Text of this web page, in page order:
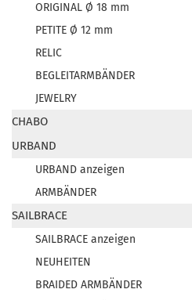
ORIGINAL Ø 18 mm
PETITE Ø 12 mm
RELIC
BEGLEITARMBÄNDER
JEWELRY
CHABO
URBAND
URBAND anzeigen
ARMBÄNDER
SAILBRACE
SAILBRACE anzeigen
NEUHEITEN
BRAIDED ARMBÄNDER